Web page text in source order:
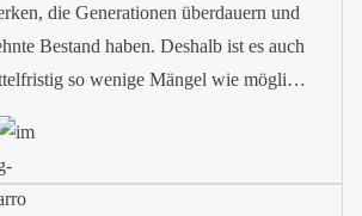
die Generationen überdauern und
Bestand haben. Deshalb ist es auch
so wenige Mängel wie möglich
Grund sieht die VOB
vor. Sie bestimmen den Zeitraum
in dem dein Unternehmen für